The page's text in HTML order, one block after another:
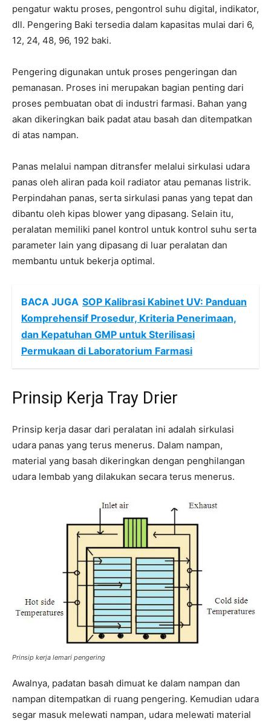
pengatur waktu proses, pengontrol suhu digital, indikator,
dll. Pengering Baki tersedia dalam kapasitas mulai dari 6,
12, 24, 48, 96, 192 baki.
Pengering digunakan untuk proses pengeringan dan
pemanasan. Proses ini merupakan bagian penting dari
proses pembuatan obat di industri farmasi. Bahan yang
akan dikeringkan baik padat atau basah dan ditempatkan
di atas nampan.
Panas melalui nampan ditransfer melalui sirkulasi udara
panas oleh aliran pada koil radiator atau pemanas listrik.
Perpindahan panas, serta sirkulasi panas yang tepat dan
dibantu oleh kipas blower yang dipasang. Selain itu,
peralatan memiliki panel kontrol untuk kontrol suhu serta
parameter lain yang dipasang di luar peralatan dan
membantu untuk bekerja optimal.
BACA JUGA SOP Kalibrasi Kabinet UV: Panduan
Komprehensif Prosedur, Kriteria Penerimaan,
dan Kepatuhan GMP untuk Sterilisasi
Permukaan di Laboratorium Farmasi
Prinsip Kerja Tray Drier
Prinsip kerja dasar dari peralatan ini adalah sirkulasi
udara panas yang terus menerus. Dalam nampan,
material yang basah dikeringkan dengan penghilangan
udara lembab yang dilakukan secara terus menerus.
Prinsip kerja lemari pengering
Awalnya, padatan basah dimuat ke dalam nampan dan
nampan ditempatkan di ruang pengering. Kemudian udara
segar masuk melewati nampan, udara melewati material